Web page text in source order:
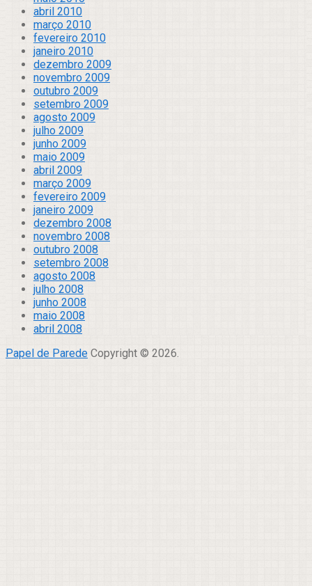
abril 2010
março 2010
fevereiro 2010
janeiro 2010
dezembro 2009
novembro 2009
outubro 2009
setembro 2009
agosto 2009
julho 2009
junho 2009
maio 2009
abril 2009
março 2009
fevereiro 2009
janeiro 2009
dezembro 2008
novembro 2008
outubro 2008
setembro 2008
agosto 2008
julho 2008
junho 2008
maio 2008
abril 2008
Papel de Parede Copyright © 2026.